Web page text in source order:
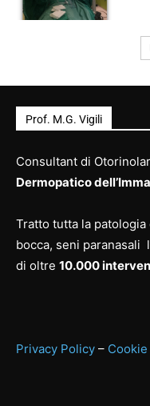
Prof. M.G. Vigili
Consultant di
Dermopatico
Tratto tutta la
bocca, seni paranasali
di oltre 10.000
Privacy Policy –